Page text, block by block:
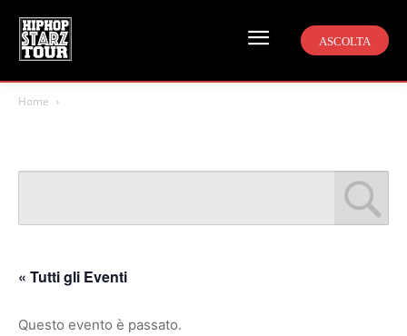
ASCOLTA
Home
« Tutti gli Eventi
Questo evento è passato.